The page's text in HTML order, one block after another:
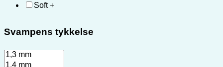
Soft +
Svampens tykkelse